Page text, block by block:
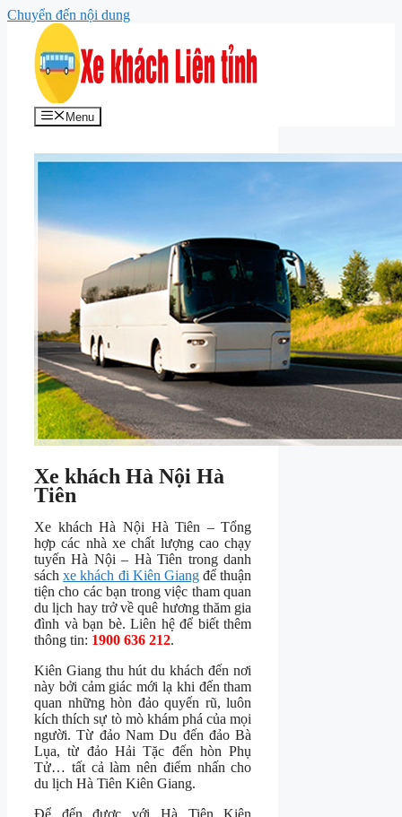
Chuyển đến nội dung
Menu
Xe khách Hà Nội Hà
Tiên
Xe khách Hà Nội Hà Tiên – Tổng
hợp các nhà xe chất lượng cao chạy
tuyến Hà Nội – Hà Tiên trong danh
sáchxe khách đi Kiên Giang để thuận
tiện cho các bạn trong việc tham quan
du lịch hay trở về quê hương thăm gia
đình và bạn bè. Liên hệ để biết thêm
thông tin: 1900 636 212.
Kiên Giang thu hút du khách đến nơi
này bởi cảm giác mới lạ khi đến tham
quan những hòn đảo quyến rũ, luôn
kích thích sự tò mò khám phá của mọi
người. Từ đảo Nam Du đến đảo Bà
Lụa, từ đảo Hải Tặc đến hòn Phụ
Tử… tất cả làm nên điểm nhấn cho
du lịch Hà Tiên Kiên Giang.